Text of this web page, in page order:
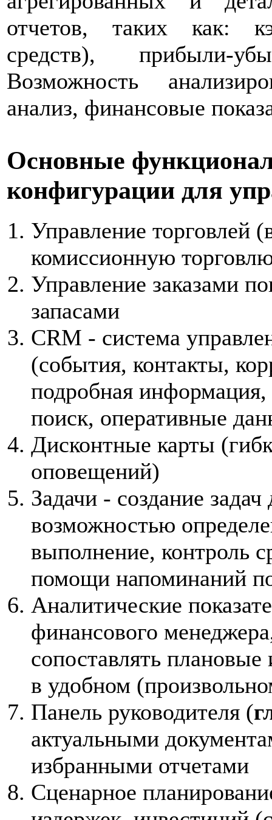
отчетов, таких как:
средств), прибыли-
Возможность
анализ, финансовые
Основные
конфигурации для
Управление торговлей
комиссионную
Управление заказами
запасами
CRM - система
(события, контакты,
подробная
поиск, оперативные
Дисконтные карты
оповещений)
Задачи - создание
возможностью
выполнение, контроль
помощи напоминаний
Аналитические
финансового
сопоставлять
в удобном
Панель руководителя (
актуальными
избранными отчетами
Сценарное